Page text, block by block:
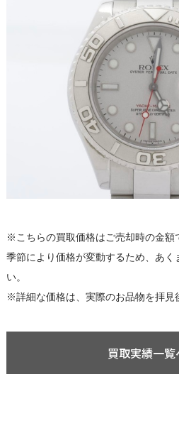
※こちらの買取価格はご売却時の金額
季節により価格が変動するため、あく
い。
※詳細な価格は、実際のお品物を拝見
買取実績一覧